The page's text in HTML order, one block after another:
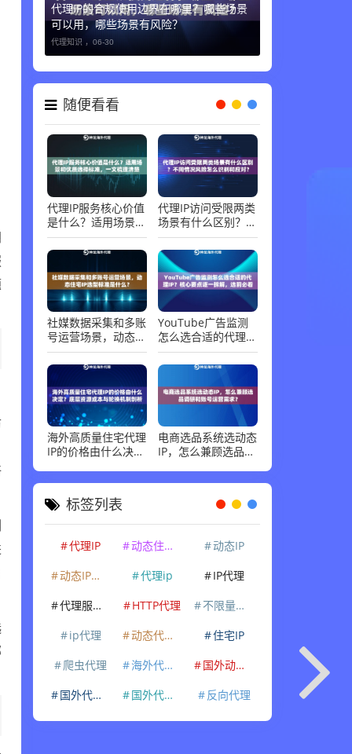
代理IP的合规使用边界在哪里？哪些场景
可以用，哪些场景有风险？
代理知识 ， 06-30
随便看看
代理IP服务核心价值
是什么？适用场景和
优质选择标准，一文
梳理清楚
代理IP访问受限两类
场景有什么区别？不
同情况风险怎么识别
和应对？
社媒数据采集和多账
号运营场景，动态住
宅IP选型标准是什
么？
YouTube广告监测
怎么选合适的代理
IP？核心要点逐一拆
解，选前必看
海外高质量住宅代理
IP的价格由什么决
轮换机制剖析
电商选品系统选动态
IP，怎么兼顾选品调
标签列表
代理IP 动态住宅IP
动态IP
动态IP代理
代理ip
IP代理
代理服务器
HTTP代理
不限量代理IP
ip代理
动态代理IP
住宅IP
爬虫代理
海外代理ip
国外动态IP
国外代理IP
国外代理ip 反向代理